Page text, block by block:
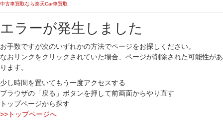
中古車買取なら楽天Car車買取
エラーが発生しました
お手数ですが次のいずれかの方法でページをお探しください。
なおリンクをクリックされていた場合、ページが削除された可能性があ
ります。
少し時間を置いてもう一度アクセスする
ブラウザの「戻る」ボタンを押して前画面からやり直す
トップページから探す
>>トップページへ